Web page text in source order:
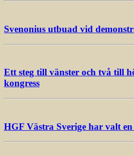
Svenonius utbuad vid
Ett steg till vänster och två till
kongress
HGF Västra Sverige har valt en